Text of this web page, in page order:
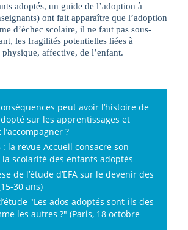
adoptés, un guide de l’adoption à
ont fait apparaître que l’adoption
d’échec scolaire, il ne faut pas sous-
les fragilités potentielles liées à
affective, de l’enfant.
peut avoir l’histoire de
sur les apprentissages et
?
: la revue Accueil consacre son
la scolarité des enfants adoptés
de l’étude d’EFA sur le devenir des
30 ans)
"Les ados adoptés sont-ils des
les autres ?" (Paris, 18 octobre